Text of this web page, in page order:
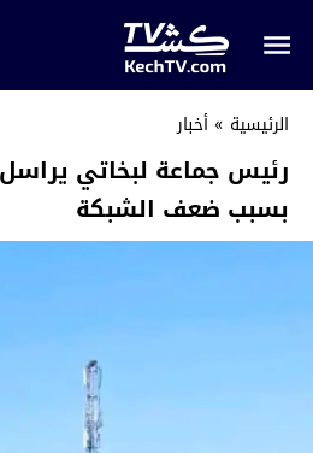
الرئيسية » أخبار
رئيس جماعة لبخاتي
بسبب ضعف الشبكة